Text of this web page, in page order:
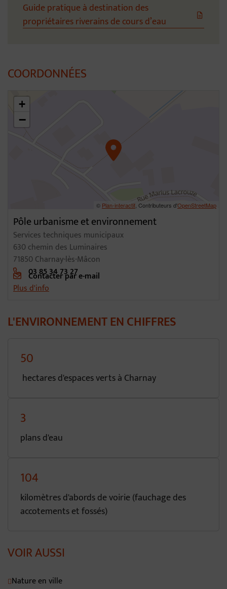
Guide pratique à destination des
propriétaires riverains de cours d’eau
COORDONNÉES
+
−
© Plan-interactif , Contributeurs d'OpenStreetMap
Pôle urbanisme et environnement
Services techniques municipaux
630 chemin des Luminaires
71850 Charnay-lès-Mâcon
03 85 34 73 27
Contacter par e-mail
Plus d'info
L'ENVIRONNEMENT EN CHIFFRES
50
hectares d'espaces verts à Charnay
3
plans d'eau
104
kilomètres d'abords de voirie (fauchage des
accotements et fossés)
VOIR AUSSI
Nature en ville